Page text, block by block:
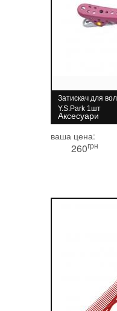
Затискач для
Y.S.Park 1шт
Аксесуари
ваша цена:
260грн